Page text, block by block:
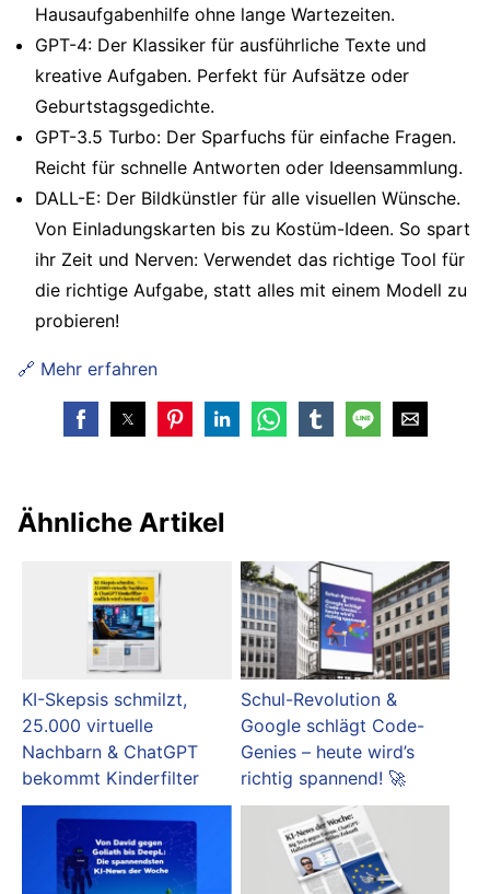
Hausaufgabenhilfe ohne lange Wartezeiten.
GPT-4: Der Klassiker für ausführliche Texte und
kreative Aufgaben. Perfekt für Aufsätze oder
Geburtstagsgedichte.
GPT-3.5 Turbo: Der Sparfuchs für einfache Fragen.
Reicht für schnelle Antworten oder Ideensammlung.
DALL-E: Der Bildkünstler für alle visuellen Wünsche.
Von Einladungskarten bis zu Kostüm-Ideen. So spart
ihr Zeit und Nerven: Verwendet das richtige Tool für
die richtige Aufgabe, statt alles mit einem Modell zu
probieren!
🔗 Mehr erfahren
Ähnliche Artikel
KI-Skepsis schmilzt,
25.000 virtuelle
Nachbarn & ChatGPT
bekommt Kinderfilter
Schul-Revolution &
Google schlägt Code-
Genies – heute wird’s
richtig spannend! 🚀